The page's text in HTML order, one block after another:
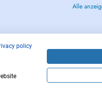
Alle
Copyright ©
policy